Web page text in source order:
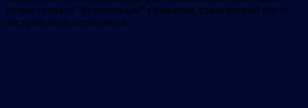
сочувствовали “угнетенным” газоватам, стала второй после
австрийского антисемита.